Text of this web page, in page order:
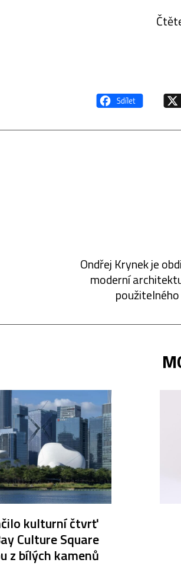
Ondřej Krynek je
moderní
kulturní čtvrť
Culture Square
z bílých kamenů